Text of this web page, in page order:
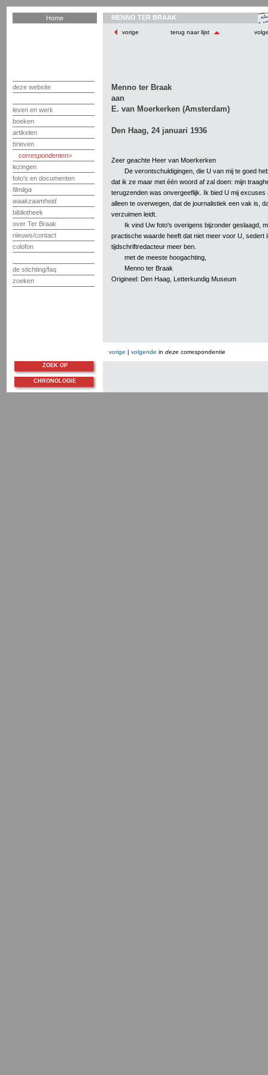
Home
deze website
leven en werk
boeken
artikelen
brieven
correspondenten
lezingen
foto's en documenten
filmliga
waakzaamheid
bibliotheek
over Ter Braak
nieuws/contact
colofon
de stichting/faq
zoeken
MENNO TER BRAAK
vorige terug naar lijst
Menno ter Braak
aan
E. van Moerkerken (Amsterdam)
Den Haag, 24 januari 1936
Zeer geachte Heer van Moerkerken
De verontschuldigingen, die U van mij te goed
dat ik ze maar met één woord af zal doen: mijn
terugzenden was onvergeeflijk. Ik bied U mij
alleen te overwegen, dat de journalistiek een vak is,
verzuimen leidt.
Ik vind Uw foto's overigens bijzonder geslaagd,
practische waarde heeft dat niet meer voor U, sedert
tijdschriftredacteur meer ben.
met de meeste hoogachting,
Menno ter Braak
Origineel: Den Haag, Letterkundig Museum
vorige | volgende in deze correspondentie
ZOEK OP
CHRONOLOGIE